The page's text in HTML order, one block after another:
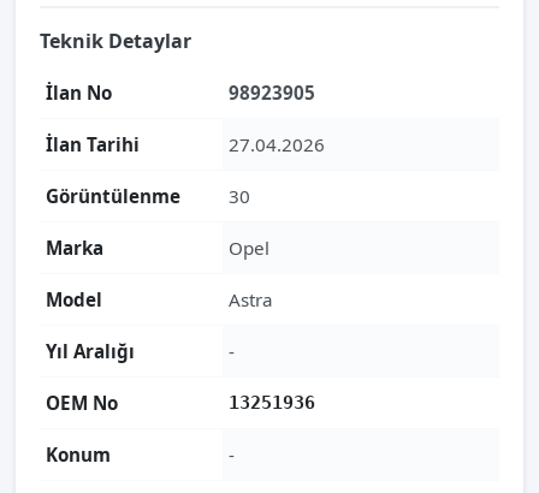
Teknik Detaylar
İlan No 98923905
İlan Tarihi 27.04.2026
Görüntülenme 30
Marka Opel
Model Astra
Yıl Aralığı -
OEM No 13251936
Konum -